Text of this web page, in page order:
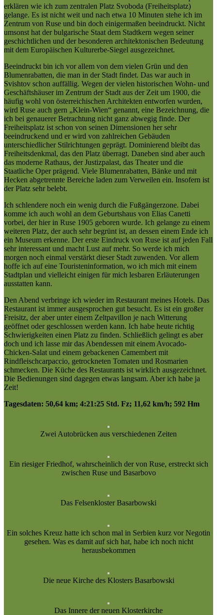
erklären wie ich zum zentralen Platz Svoboda (Freiheitsplatz)
gelange. Es ist nicht weit und nach etwa 10 Minuten stehe ich im
Zentrum von Ruse und bin doch einigermaßen beeindruckt. Nicht
umsonst hat der bulgarische Staat dem Stadtkern wegen seiner
geschichtlichen und der besonderen architektonischen Bedeutung
mit dem Europäischen Kulturerbe-Siegel ausgezeichnet.
Beeindruckt bin ich vor allem von dem vielen Grün und den
Blumenrabatten, die man in der Stadt findet. Das war auch in
Svishtov schon auffällig. Wegen der vielen historischen Wohn- und
Geschäftshäuser im Zentrum der Stadt aus der Zeit um 1900, die
häufig wohl von österreichischen Architekten entworfen wurden,
wird Ruse auch gern „Klein-Wien“ genannt, eine Bezeichnung, die
ich bei genauerer Betrachtung nicht ganz abwegig finde. Der
Freiheitsplatz ist schon von seinen Dimensionen her sehr
beeindruckend und er wird von zahlreichen Gebäuden
unterschiedlicher Stilrichtungen geprägt. Dominierend bleibt das
Freiheitsdenkmal, das den Platz überragt. Daneben sind aber auch
das moderne Rathaus, der Justizpalast, das Theater und die
Staatliche Oper prägend. Viele Blumenrabatten, Bänke und mit
Hecken abgetrennte Bereiche laden zum Verweilen ein. Insofern ist
der Platz sehr belebt.
Ich schlendere noch ein wenig durch die Fußgängerzone. Dabei
komme ich auch wohl an dem Geburtshaus von Elias Canetti
vorbei, der hier in Ruse 1905 geboren wurde. Ich gelange zu einem
weiteren Platz, der auch sehr begrünt ist, an dessen einem Ende ich
ein Museum erkenne. Der erste Eindruck von Ruse ist auf jeden Fall
sehr interessant und macht Lust auf mehr. So werde ich mich
morgen noch einmal verstärkt dieser Stadt zuwenden. Vor allem
hoffe ich auf eine Touristeninformation, wo ich mich mit einem
Stadtplan und vielleicht einigen für mich lesbaren Erläuterungen
ausstatten kann.
Den Abend verbringe ich wieder im Restaurant meines Hotels. Das
Restaurant ist immer ausgesprochen gut besucht. Es ist ein großer
Freisitz, der aber unter einem Zeltpavillon je nach Witterung
geöffnet oder geschlossen werden kann. Ich habe heute richtig
Schwierigkeiten einen Platz zu finden. Schließlich gelingt es aber
doch und ich lasse mir das Abendessen mit einem Avocado-
Chicken-Salat und einem gebackenen Camembert mit
Rindfleischcarpaccio, getrockneten Tomaten und Rosmarien
schmecken. Die Küche des Restaurants ist wirklich ausgezeichnet.
Die Bedienungen sind dagegen etwas langsam. Aber ich habe ja
Zeit!
Tagesdaten: 50,64 km; 4:21:25 Std. Fz; 11,62 km/h; 592 Hm
Zwei Autobrücken aus verschiedenen Zeiten
Ein riesiger Friedhof, wahrscheinlich der von Ruse, erstreckt sich
zwischen Ruse und Basarbovo
Das Felsenkloster Basarbowski
Ein solches Kreuz hatte ich schon mal in Serbien kurz vor Negotin
gesehen. Was es damit auf sich hat, habe ich noch nicht
herausbekommen
Die neue Kirche des Klosters Basarbowski
Das Innere der neuen Klosterkirche